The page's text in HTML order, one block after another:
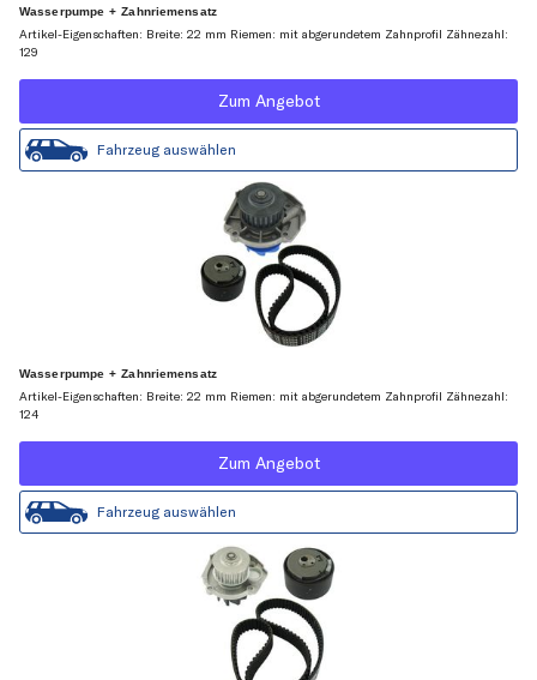
Wasserpumpe + Zahnriemensatz
Artikel-Eigenschaften: Breite: 22 mm Riemen: mit abgerundetem Zahnprofil Zähnezahl:
129
Zum Angebot
Fahrzeug auswählen
Wasserpumpe + Zahnriemensatz
Artikel-Eigenschaften: Breite: 22 mm Riemen: mit abgerundetem Zahnprofil Zähnezahl:
124
Zum Angebot
Fahrzeug auswählen